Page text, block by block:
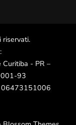
riservati.
Curitiba - PR –
93
06473151006